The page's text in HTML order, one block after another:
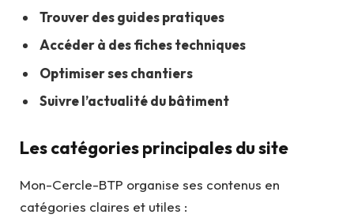
Trouver des guides pratiques
Accéder à des fiches techniques
Optimiser ses chantiers
Suivre l’actualité du bâtiment
Les catégories principales du site
Mon-Cercle-BTP organise ses contenus en
catégories claires et utiles :